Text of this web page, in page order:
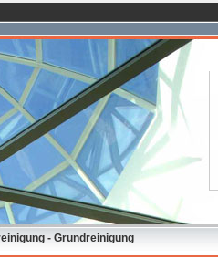
- Grundreinigung